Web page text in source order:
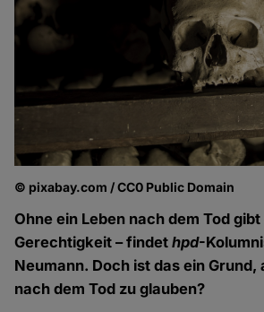
© pixabay.com / CC0 Public Domain
Ohne ein Leben nach dem Tod
Gerechtigkeit – findethpd-
Neumann. Doch ist das ein Grund,
nach dem Tod zu glauben?